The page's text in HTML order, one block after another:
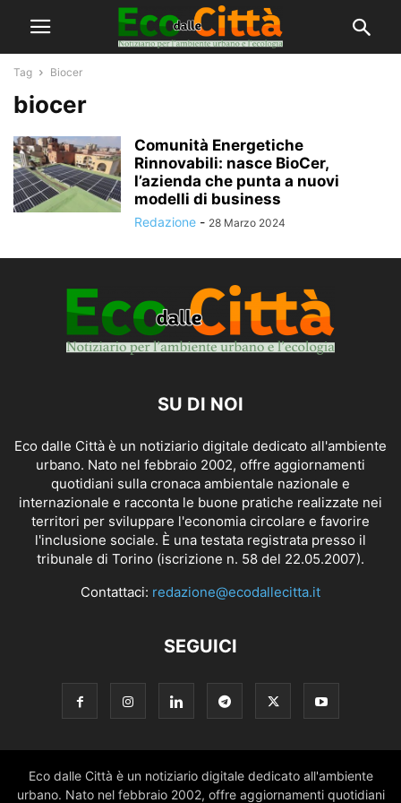
Tag Biocer
biocer
Comunità Energetiche
Rinnovabili: nasce BioCer,
l’azienda che punta a nuovi
modelli di business
Redazione - 28 Marzo 2024
SU DI NOI
Eco dalle Città è un notiziario digitale dedicato all'ambiente
urbano. Nato nel febbraio 2002, offre aggiornamenti
quotidiani sulla cronaca ambientale nazionale e
internazionale e racconta le buone pratiche realizzate nei
territori per sviluppare l'economia circolare e favorire
l'inclusione sociale. È una testata registrata presso il
tribunale di Torino (iscrizione n. 58 del 22.05.2007).
Contattaci: redazione@ecodallecitta.it
SEGUICI
Eco dalle Città è un notiziario digitale dedicato all'ambiente
urbano. Nato nel febbraio 2002, offre aggiornamenti quotidiani